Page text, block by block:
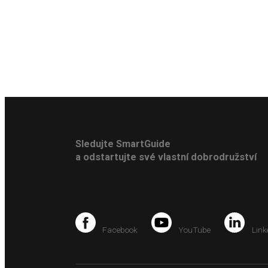
Sledujte SmartGuide
a odstartujte své vlastní dobrodružství
Facebook YouTube